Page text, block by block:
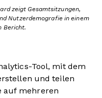
zeigt Gesamtsitzungen,
Nutzerdemografie in einem
Bericht.
Tool, mit dem
und teilen
auf mehreren